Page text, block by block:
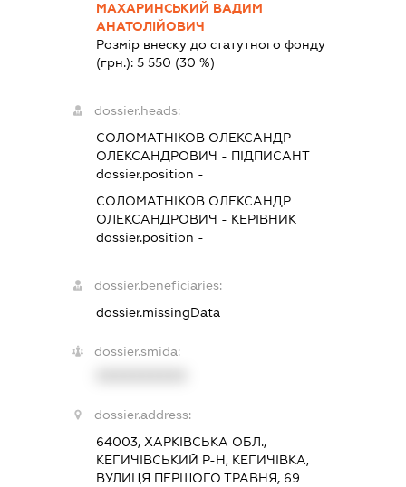
МАХАРИНСЬКИЙ ВАДИМ
АНАТОЛІЙОВИЧ
Розмір внеску до статутного фонду
(грн.):5 550 (30 %)
dossier.heads:
СОЛОМАТНІКОВ ОЛЕКСАНДР
ОЛЕКСАНДРОВИЧ - ПІДПИСАНТ
dossier.position -
СОЛОМАТНІКОВ ОЛЕКСАНДР
ОЛЕКСАНДРОВИЧ - КЕРІВНИК
dossier.position -
dossier.beneficiaries:
dossier.missingData
dossier.smida:
dossier.address:
64003, ХАРКІВСЬКА ОБЛ.,
КЕГИЧІВСЬКИЙ Р-Н, КЕГИЧІВКА,
ВУЛИЦЯ ПЕРШОГО ТРАВНЯ, 69